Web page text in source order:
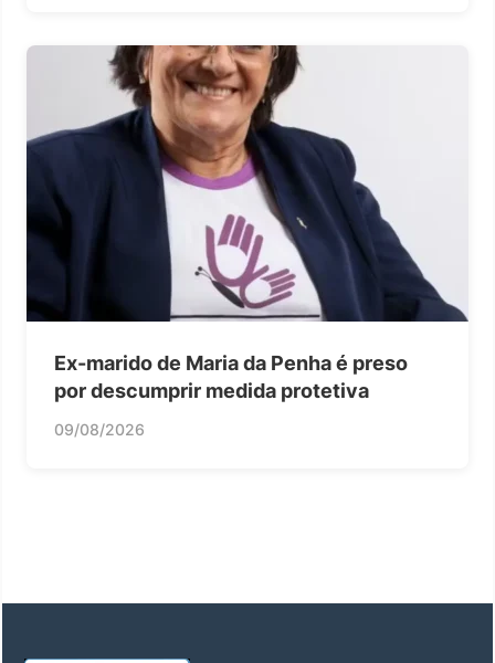
Ex-marido de Maria da Penha é preso
por descumprir medida protetiva
09/08/2026